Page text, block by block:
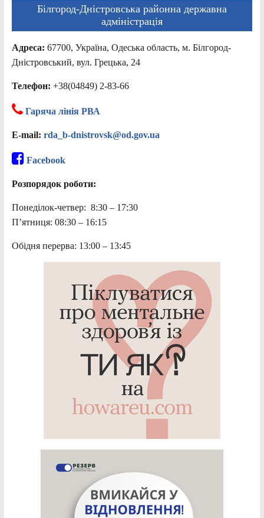
Білгород-Дністровська районна державна
адміністрація
Адреса: 67700, Україна, Одеська область, м. Білгород-
Дністровський, вул. Грецька, 24
Телефон: +38(04849) 2-83-66
Гаряча лінія РВА
E-mail: rda_b-dnistrovsk@od.gov.ua
Facebook
Розпорядок роботи:
Понеділок-четвер: 8:30 – 17:30
П’ятниця: 08:30 – 16:15
Обідня перерва: 13:00 – 13:45